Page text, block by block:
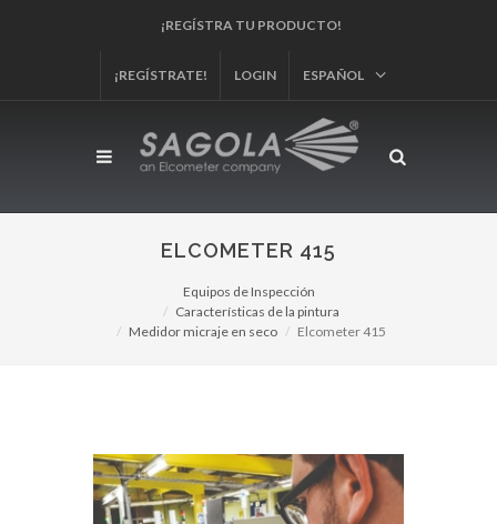
¡REGÍSTRA TU PRODUCTO!
¡REGÍSTRATE! LOGIN ESPAÑOL
ELCOMETER 415
Equipos de Inspección
Características de la pintura
Medidor micraje en seco
Elcometer 415